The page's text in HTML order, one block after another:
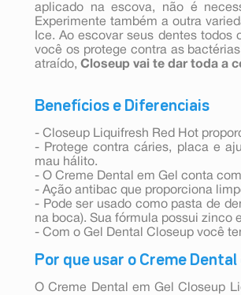
aplicado na escova, não é
Experimente também a outra
Ice. Ao escovar seus dentes
você os protege contra as
atraído, Closeup vai te dar toda a
Benefícios e Diferenciais
- Closeup Liquifresh Red Hot
- Protege contra cáries, placa e
mau hálito.
- O Creme Dental em Gel conta
- Ação antibac que proporciona
- Pode ser usado como pasta de
na boca). Sua fórmula possui zinco
- Com o Gel Dental Closeup você
Por que usar o Creme
O Creme Dental em Gel Closeup